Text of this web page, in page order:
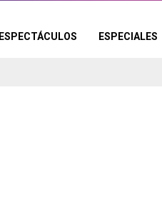
ESPECTÁCULOS ESPECIALES